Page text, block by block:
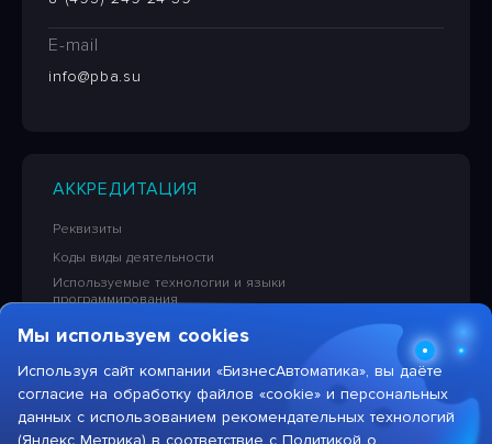
E-mail
info@pba.su
АККРЕДИТАЦИЯ
Реквизиты
Коды виды деятельности
Используемые технологии и языки
программирования
Сведения об исключительных правах на ПО
«БизнесАвтоматика»
Тарифы на услуги компании
Мы используем cookies
Используя сайт компании «БизнесАвтоматика», вы даёте
согласие на обработку файлов «cookie» и персональных
данных с использованием рекомендательных технологий
(Яндекс Метрика) в соответствие с Политикой о